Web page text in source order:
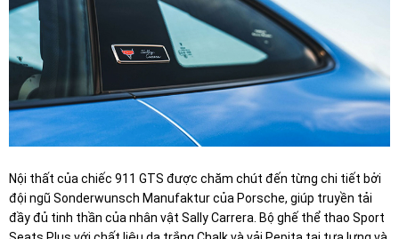
Nội thất của chiếc 911 GTS được chăm chút đến từng chi tiết bởi
đội ngũ Sonderwunsch Manufaktur của Porsche, giúp truyền tải
đầy đủ tinh thần của nhân vật Sally Carrera. Bộ ghế thể thao Sport